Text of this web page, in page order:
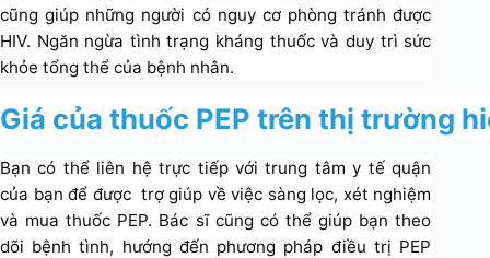
cũng giúp những người có nguy cơ phòng tránh được
HIV. Ngăn ngừa tình trạng kháng thuốc và duy trì sức
khỏe tổng thể của bệnh nhân.
Giá của thuốc PEP trên thị trường
Bạn có thể liên hệ trực tiếp với trung tâm y tế quận
của bạn để được trợ giúp về việc sàng lọc, xét nghiệm
và mua thuốc PEP. Bác sĩ cũng có thể giúp bạn theo
dõi bệnh tình, hướng đến phương pháp điều trị PEP